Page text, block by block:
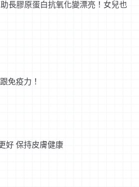
長膠原蛋白抗氧化變漂亮！女兒也
免疫力！
好 保持皮膚健康